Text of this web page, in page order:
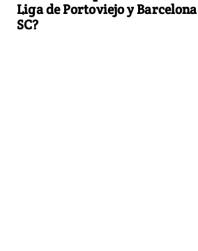
Liga de Portoviejo y Barcelona
SC?